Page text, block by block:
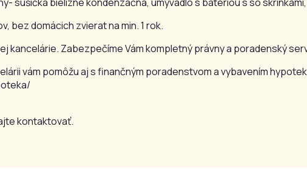
bez domácich zvierat na min. 1 rok.
kancelárie. Zabezpečíme Vám kompletný právny a poradenský
vám pomôžu aj s finančným poradenstvom a vybavením
kontaktovať.